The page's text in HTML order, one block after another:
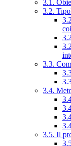
3.1.
3.2.
3.3.
3.4.
3.5. Il